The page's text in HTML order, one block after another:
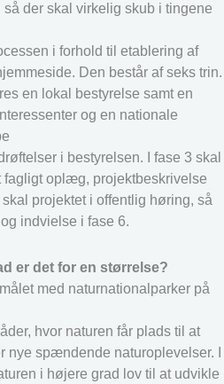
der skal virkelig skub i tingene
i forhold til etablering af
Den består af seks trin.
en lokal bestyrelse samt en
og en nationale
i bestyrelsen. I fase 3 skal
fagligt oplæg, projektbeskrivelse
projektet i offentlig høring, så
indvielse i fase 6.
er det for en størrelse?
med naturnationalparker på
hvor naturen får plads til at
spændende naturoplevelser. I
i højere grad lov til at udvikle